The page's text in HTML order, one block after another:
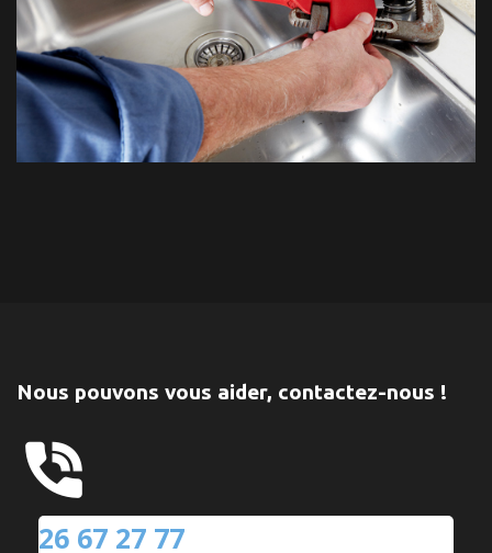
Nous pouvons vous aider, contactez-nous !
26 67 27 77